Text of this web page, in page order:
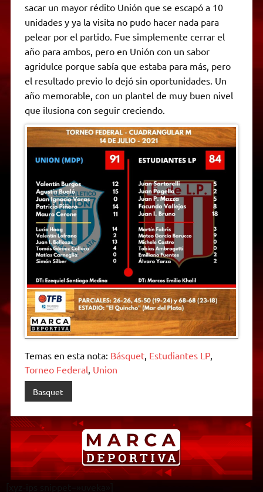
sacar un mayor rédito Unión que se escapó a 10
unidades y ya la visita no pudo hacer nada para
pelear por el partido. Fue simplemente cerrar el
año para ambos, pero en Unión con un sabor
agridulce porque sabía que estaba para más, pero
el resultado previo lo dejó sin oportunidades. Un
año memorable, con un plantel de muy buen nivel
que ilusiona con seguir creciendo.
Temas en esta nota: Básquet, Estudiantes LP,
Torneo Federal Union
Basquet